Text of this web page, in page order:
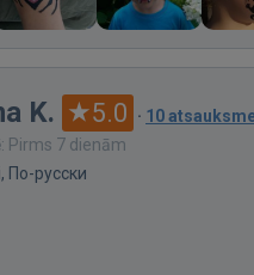
K. 5.0 · 10
Pirms 7 dienām
По-русски